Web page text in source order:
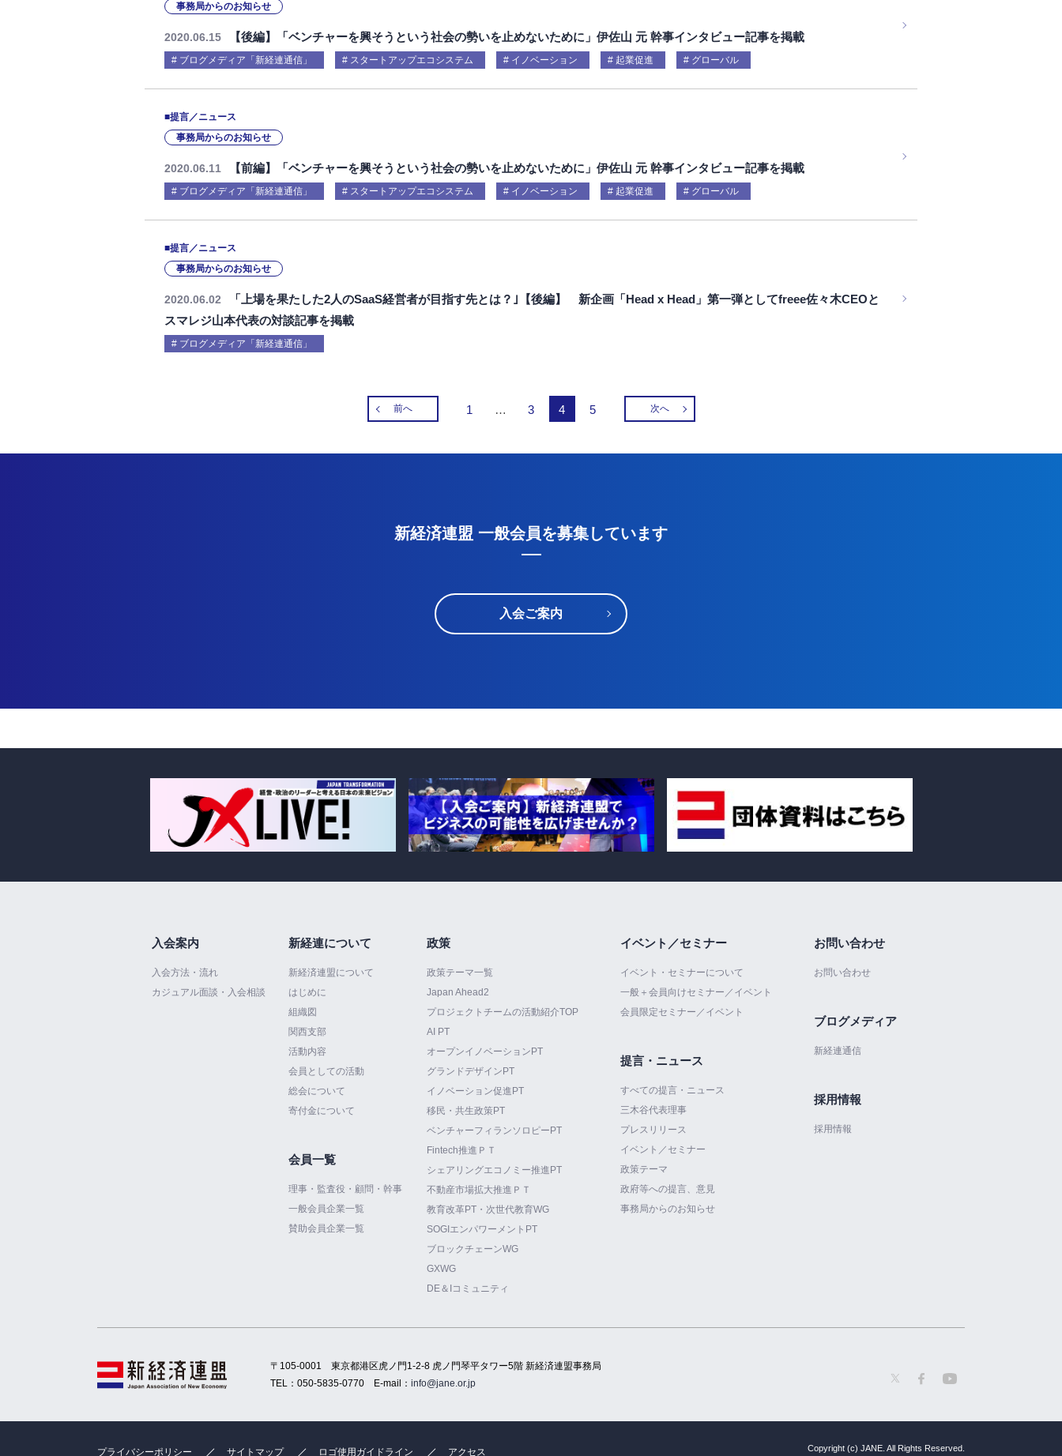
事務局からのお知らせ
2020.06.15 【後編】「ベンチャーを興そうという社会の勢いを止めないために」伊佐山 元 幹事インタビュー記事を掲載
ブログメディア「新経連通信」 スタートアップエコシステム イノベーション 起業促進 グローバル
■提言／ニュース
事務局からのお知らせ
2020.06.11 【前編】「ベンチャーを興そうという社会の勢いを止めないために」伊佐山 元 幹事インタビュー記事を掲載
ブログメディア「新経連通信」 スタートアップエコシステム イノベーション 起業促進 グローバル
■提言／ニュース
事務局からのお知らせ
2020.06.02
「上場を果たした2人のSaaS経営者が目指す先とは？｣【後編】 新企画「Head x Head」第一弾としてfreee佐々木CEOと
スマレジ山本代表の対談記事を掲載
ブログメディア「新経連通信」
前へ 1 … 3 4 5 次へ
新経済連盟 一般会員を募集しています
入会ご案内
入会案内
入会方法・流れ
カジュアル面談・入会相談
新経連について
新経済連盟について
はじめに
組織図
関西支部
活動内容
会員としての活動
総会について
寄付金について
会員一覧
理事・監査役・顧問・幹事
一般会員企業一覧
賛助会員企業一覧
政策
政策テーマ一覧
Japan Ahead2
プロジェクトチームの活動紹介TOP
AI PT
オープンイノベーションPT
グランドデザインPT
イノベーション促進PT
移民・共生政策PT
ベンチャーフィランソロピーPT
Fintech推進ＰＴ
シェアリングエコノミー推進PT
不動産市場拡大推進ＰＴ
教育改革PT・次世代教育WG
SOGIエンパワーメントPT
ブロックチェーンWG
GXWG
DE＆Iコミュニティ
イベント／セミナー
イベント・セミナーについて
一般＋会員向けセミナー／イベント
会員限定セミナー／イベント
提言・ニュース
すべての提言・ニュース
三木谷代表理事
プレスリリース
イベント／セミナー
政策テーマ
政府等への提言、意見
事務局からのお知らせ
お問い合わせ
お問い合わせ
ブログメディア
新経連通信
採用情報
採用情報
〒105-0001 東京都港区虎ノ門1-2-8 虎ノ門琴平タワー5階 新経済連盟事務局
TEL： 050-5835-0770E-mail： info@jane.or.jp
プライバシーポリシー サイトマップ ロゴ使用ガイドライン アクセス Copyright (c) JANE. All Rights Reserved.